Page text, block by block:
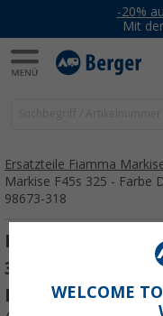
-20%
Mit
Ersatzteile Fiamma
Markise F45s 325 - Farbe
98673-318
Fiamma
325 - Farbe Deep
WELCOME